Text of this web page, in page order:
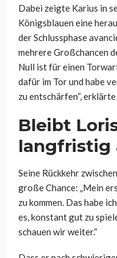
Dabei zeigte Karius in
Königsblauen eine
der Schlussphase
mehrere Großchancen
Null ist für einen
dafür im Tor und habe
zu entschärfen“,
Bleibt
langfristig
Seine Rückkehr
große Chance: „Mein
zu kommen. Das habe
es, konstant gut zu
schauen wir weiter.“